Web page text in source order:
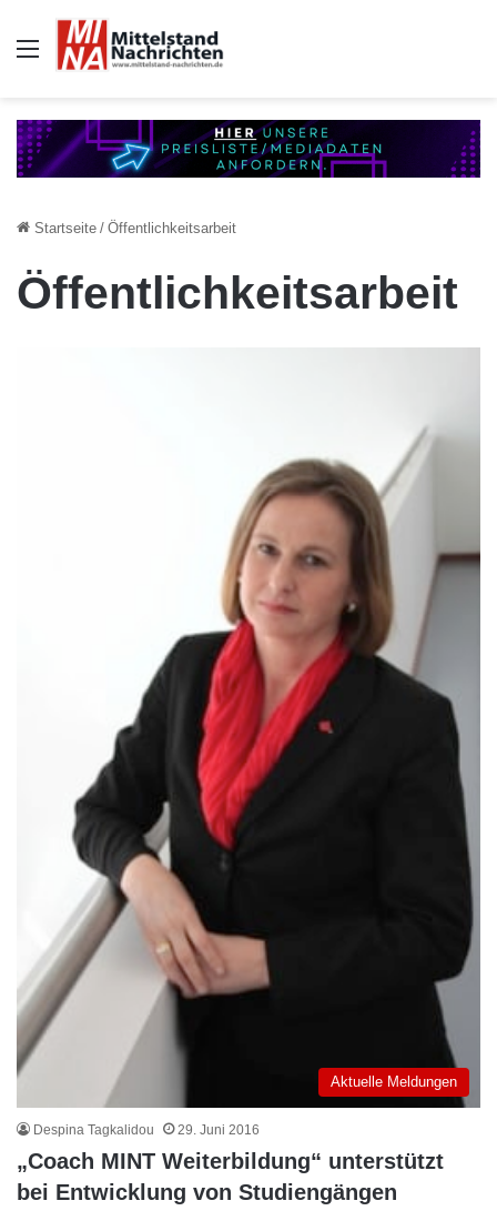
Auswahl
Startseite / Öffentlichkeitsarbeit
Öffentlichkeitsarbeit
Aktuelle Meldungen
Despina Tagkalidou 29. Juni 2016
„Coach MINT Weiterbildung“ unterstützt
bei Entwicklung von Studiengängen